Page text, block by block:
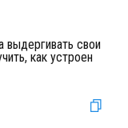
выдергивать свои
как устроен